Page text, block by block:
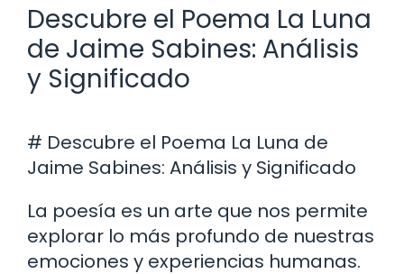
Descubre el Poema La Luna
de Jaime Sabines: Análisis
y Significado
# Descubre el Poema La Luna de
Jaime Sabines: Análisis y Significado
La poesía es un arte que nos permite
explorar lo más profundo de nuestras
emociones y experiencias humanas.